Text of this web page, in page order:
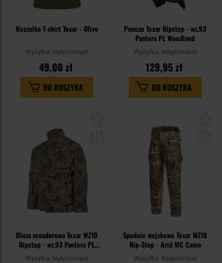
Koszulka T-shirt Texar - Olive
Wysyłka: Natychmiast
49,00 zł
DO KOSZYKA
Ponczo Texar Ripstop - wz.93
Pantera PL Woodland
Wysyłka: Natychmiast
129,95 zł
DO KOSZYKA
Bluza mundurowa Texar WZ10
Ripstop - wz.93 Pantera PL
Woodland
Wysyłka: Natychmiast
Spodnie wojskowe Texar WZ10
Rip-Stop - Arid MC Camo
Wysyłka: Natychmiast